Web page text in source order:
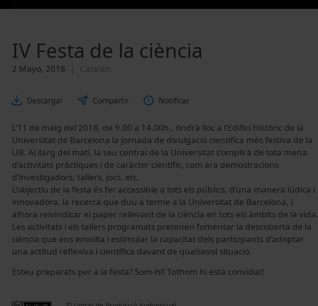
IV Festa de la ciència
2 Mayo, 2018 Catalán
Descargar Compartir Notificar
L’11 de maig del 2018, de 9.00 a 14.00h., tindrà lloc a l’Edifici Històric de la
Universitat de Barcelona la jornada de divulgació científica més festiva de la
UB. Al llarg del matí, la seu central de la Universitat s’omplirà de tota mena
d’activitats pràctiques i de caràcter científic, com ara demostracions
d’investigadors, tallers, jocs, etc.
L’objectiu de la festa és fer accessible a tots els públics, d’una manera lúdica i
innovadora, la recerca que duu a terme a la Universitat de Barcelona, i
alhora reivindicar el paper rellevant de la ciència en tots els àmbits de la vida.
Les activitats i els tallers programats pretenen fomentar la descoberta de la
ciència que ens envolta i estimular la capacitat dels participants d’adoptar
una actitud reflexiva i científica davant de qualsevol situació.
Esteu preparats per a la festa? Som-hi! Tothom hi està convidat!